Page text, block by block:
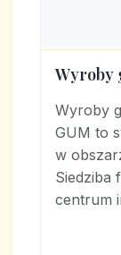
Wyroby
Wyroby
GUM to
w
Siedziba
centrum